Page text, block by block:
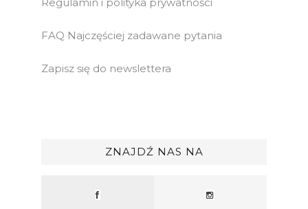
FAQ Najczęściej zadawane pytania
Zapisz się do newslettera
ZNAJDŹ NAS NA